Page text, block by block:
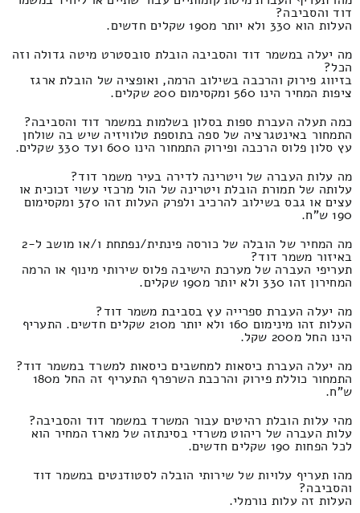
דוד והסביבה?
העלות הוא 330 ולא יותר מ190 שקלים חדשים.
מה יעלה במשמר דוד והסביבה הובלת סובסטרט מיטה גדולה וזה
הכל?
בזיווג פירוק והרכבה בשילוב הרמה, ואופציה של הובלת ארגז
ציפות המחיר הינו 560 ומקסימום 200 שקלים.
כמה תעלה העברת ספות בסלון בשלמות במשמר דוד והסביבה?
התמחור באינטגרציה של ספה בתוספת טלוויזיה שיש בה שולחן
עץ סלון פלוס הרכבה ופירוק התמחור הינו 600 ועד 330 שקלים.
מה עלות העברה של ויטרינה לדירה בעיר משמר דוד?
עלותה של תמורת הובלת ויטרינה של הול מרכזי עשוי זכוכית או
עצים או גבס בשילוב להרכיב ולפרק העלות זהו 370 ומקסימום
190 ש"ח.
מה המחיר של הובלה של כורסה פינתית/נפתחת ו/או מושב ל-2
באיזור משמר דוד?
תעריפי העברה של מערכת הישיבה פלוס שירותי מינוף או הרמה
המחירון זהו 330 ולא יותר מ190 שקלים.
מה יעלה העברת ספרייה עץ בסביבת משמר דוד?
העלות זהו מינימום 160 ולא יותר מ210 שקלים חדשים. התעריף
הינו החל מ200 שקל.
מה יעלה העברת כיסאות למחשבים כיסאות למשרד במשמר דוד?
התמחור כוללת פירוק והרכבת השרפרף התעריף זה החל מ180
ש"ח.
מהי עלות הובלת רהיטים עבור המשרד במשמר דוד והסביבה?
עלות העברה של ריהוט משרדי בסינתזה של מארז המחיר הוא
לכל הפחות 190 שקלים חדשים.
מהו תעריף עלויות של שירותי הובלה לסטודנטים במשמר דוד
והסביבה?
העלות זה עלות נורמלי.